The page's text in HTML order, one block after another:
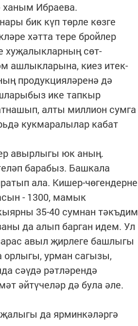
ханым Ибраева.
бик күп төрле көзге
хәтта тере бройлер
хуҗалыкларның сөт-
ашлыкларына, киез итек-
продукцияләренә дә
ике тапкыр
алты миллион сумга
кукмаралылар кабат
авырлыгы юк аның.
барабыз. Башкала
ала. Кишер-чөгендерне
- 1300, мамык
35-40 сумнан тәкъдим
да алып барган идем. Ул
авыл җирлеге башлыгы
орлыгы, урман сагызы,
сәүдә рәтләрендә
әйтүчеләр дә була әле.
да ярминкәләргә